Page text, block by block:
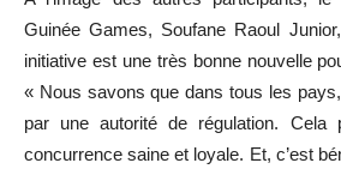
Guinée Games, Soufane Raoul
initiative est une très bonne nouvelle
« Nous savons que dans tous les
par une autorité de régulation. Cela
concurrence saine et loyale. Et, c’est